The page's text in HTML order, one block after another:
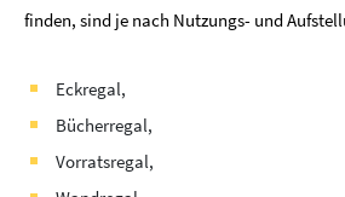
finden, sind je nach Nutzungs- und
Eckregal,
Bücherregal,
Vorratsregal,